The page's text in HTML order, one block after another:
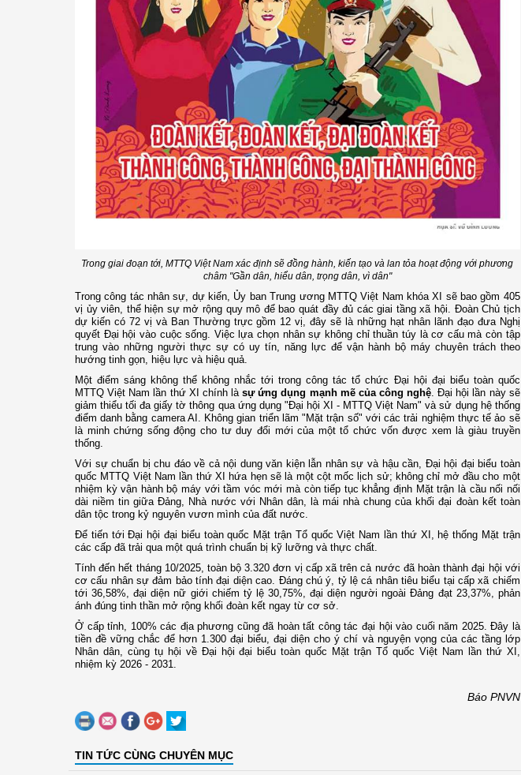
Trong giai đoạn tới, MTTQ Việt Nam xác định sẽ đồng hành, kiến tạo và lan tỏa hoạt động với phương
châm "Gần dân, hiểu dân, trọng dân, vì dân"
Trong công tác nhân sự, dự kiến, Ủy ban Trung ương MTTQ Việt Nam khóa XI sẽ bao gồm 405
vị ủy viên, thể hiện sự mở rộng quy mô để bao quát đầy đủ các giai tầng xã hội. Đoàn Chủ tịch
dự kiến có 72 vị và Ban Thường trực gồm 12 vị, đây sẽ là những hạt nhân lãnh đạo đưa Nghị
quyết Đại hội vào cuộc sống. Việc lựa chọn nhân sự không chỉ thuần túy là cơ cấu mà còn tập
trung vào những người thực sự có uy tín, năng lực để vận hành bộ máy chuyên trách theo
hướng tinh gọn, hiệu lực và hiệu quả.
Một điểm sáng không thể không nhắc tới trong công tác tổ chức Đại hội đại biểu toàn quốc
MTTQ Việt Nam lần thứ XI chính làsự ứng dụng mạnh mẽ của công nghệ . Đại hội lần này sẽ
giảm thiểu tối đa giấy tờ thông qua ứng dụng "Đại hội XI - MTTQ Việt Nam" và sử dụng hệ thống
điểm danh bằng camera AI. Không gian triển lãm "Mặt trận số" với các trải nghiệm thực tế ảo sẽ
là minh chứng sống động cho tư duy đổi mới của một tổ chức vốn được xem là giàu truyền
thống.
Với sự chuẩn bị chu đáo về cả nội dung văn kiện lẫn nhân sự và hậu cần, Đại hội đại biểu toàn
quốc MTTQ Việt Nam lần thứ XI hứa hẹn sẽ là một cột mốc lịch sử; không chỉ mở đầu cho một
nhiệm kỳ vận hành bộ máy với tầm vóc mới mà còn tiếp tục khẳng định Mặt trận là cầu nối nối
dài niềm tin giữa Đảng, Nhà nước với Nhân dân, là mái nhà chung của khối đại đoàn kết toàn
dân tộc trong kỷ nguyên vươn mình của đất nước.
Để tiến tới Đại hội đại biểu toàn quốc Mặt trận Tổ quốc Việt Nam lần thứ XI, hệ thống Mặt trận
các cấp đã trải qua một quá trình chuẩn bị kỹ lưỡng và thực chất.
Tính đến hết tháng 10/2025, toàn bộ 3.320 đơn vị cấp xã trên cả nước đã hoàn thành đại hội với
cơ cấu nhân sự đảm bảo tính đại diện cao. Đáng chú ý, tỷ lệ cá nhân tiêu biểu tại cấp xã chiếm
tới 36,58%, đại diện nữ giới chiếm tỷ lệ 30,75%, đại diện người ngoài Đảng đạt 23,37%, phản
ánh đúng tinh thần mở rộng khối đoàn kết ngay từ cơ sở.
Ở cấp tỉnh, 100% các địa phương cũng đã hoàn tất công tác đại hội vào cuối năm 2025. Đây là
tiền đề vững chắc để hơn 1.300 đại biểu, đại diện cho ý chí và nguyện vọng của các tầng lớp
Nhân dân, cùng tụ hội về Đại hội đại biểu toàn quốc Mặt trận Tổ quốc Việt Nam lần thứ XI,
nhiệm kỳ 2026 - 2031.
Báo PNVN
TIN TỨC CÙNG CHUYÊN MỤC